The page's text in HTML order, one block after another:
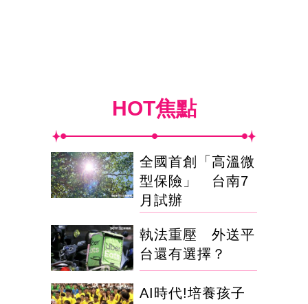
HOT焦點
全國首創「高溫微
型保險」 台南7
月試辦
執法重壓 外送平
台還有選擇？
AI時代!培養孩子